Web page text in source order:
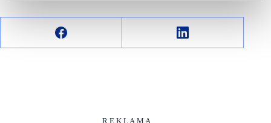
R E K L A M A